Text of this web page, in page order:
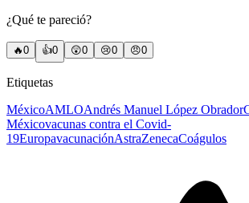
¿Qué te pareció?
🔥0 👍0 😲0 😢0 😠0
Etiquetas
MéxicoAMLOAndrés Manuel López Obrador
Méxicovacunas contra el Covid-
19EuropavacunaciónAstraZenecaCoágulos